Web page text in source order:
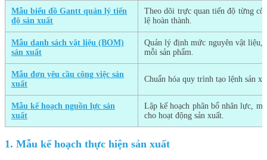
Mẫu biểu đồ Gantt quản lý tiến
độ sản xuất
Theo dõi trực quan tiến độ từng
lệ hoàn thành.
Mẫu danh sách vật liệu (BOM)
sản xuất
Quản lý định mức nguyên vật liệu,
mỗi sản phẩm.
Mẫu đơn yêu cầu công việc sản
xuất
Chuẩn hóa quy trình tạo lệnh sản
Mẫu kế hoạch nguồn lực sản
xuất
Lập kế hoạch phân bổ nhân lực,
cho hoạt động sản xuất.
1. Mẫu kế hoạch thực hiện sản xuất